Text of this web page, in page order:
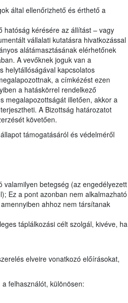
által ellenőrizhető és érthető a
hatóság kérésére az állítást – vagy
vállalati kutatásra hivatkozással
alátámasztásának elérhetőnek
A vevőknek joguk van a
helytállóságával kapcsolatos
a címkézést ezen
a hatáskörrel rendelkező
megalapozottságát illetően, akkor a
A Bizottság határozatot
követően.
támogatásáról és védelméről
betegség (az engedélyezett
Ez a pont azonban nem alkalmazható
ahhoz nem társítanak
táplálkozási célt szolgál, kivéve, ha
elveire vonatkozó előírásokat,
felhasználót, különösen: